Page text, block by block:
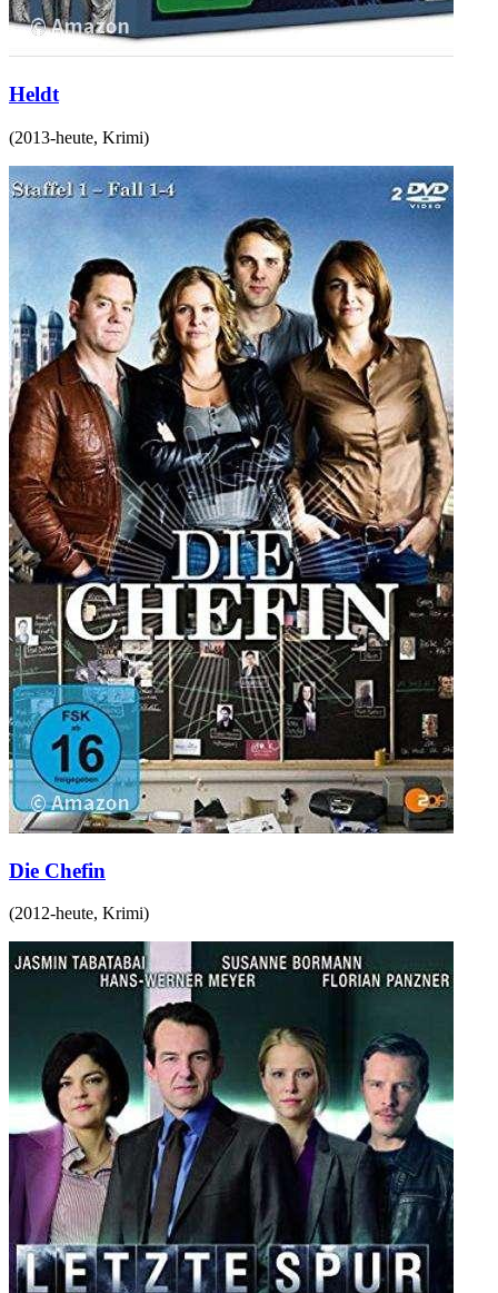
Heldt
(2013-heute, Krimi)
Die Chefin
(2012-heute, Krimi)